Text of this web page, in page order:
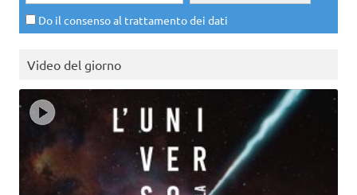
Do il consenso al trattamento dei dati
Video del giorno